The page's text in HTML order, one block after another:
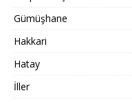
Gümüşhane
Hakkari
Hatay
İller